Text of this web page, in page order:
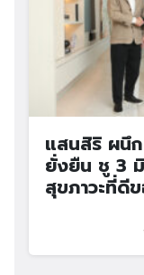
แสนสิริ ผนึ
ยั่งยืน ชู 3
สุขภาวะที่ดี